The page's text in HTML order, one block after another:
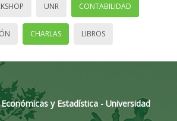
UNR CONTABILIDAD
CHARLAS LIBROS
y Estadística - Universidad